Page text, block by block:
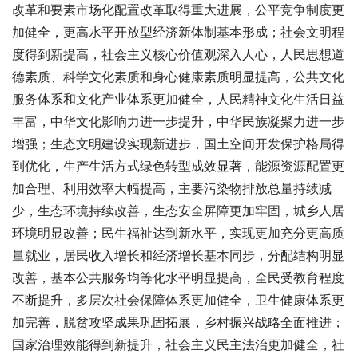
改革和要素市场化配置改革取得重大进展，公平竞争制度更
加健全，更高水平开放型经济新体制基本形成；社会文明程
度得到新提高，社会主义核心价值观深入人心，人民思想道
德素质、科学文化素质和身心健康素质明显提高，公共文化
服务体系和文化产业体系更加健全，人民精神文化生活日益
丰富，中华文化影响力进一步提升，中华民族凝聚力进一步
增强；生态文明建设实现新进步，国土空间开发保护格局得
到优化，生产生活方式绿色转型成效显著，能源资源配置更
加合理、利用效率大幅提高，主要污染物排放总量持续减
少，生态环境持续改善，生态安全屏障更加牢固，城乡人居
环境明显改善；民生福祉达到新水平，实现更加充分更高质
量就业，居民收入增长和经济增长基本同步，分配结构明显
改善，基本公共服务均等化水平明显提高，全民受教育程度
不断提升，多层次社会保障体系更加健全，卫生健康体系更
加完善，脱贫攻坚成果巩固拓展，乡村振兴战略全面推进；
国家治理效能得到新提升，社会主义民主法治更加健全，社